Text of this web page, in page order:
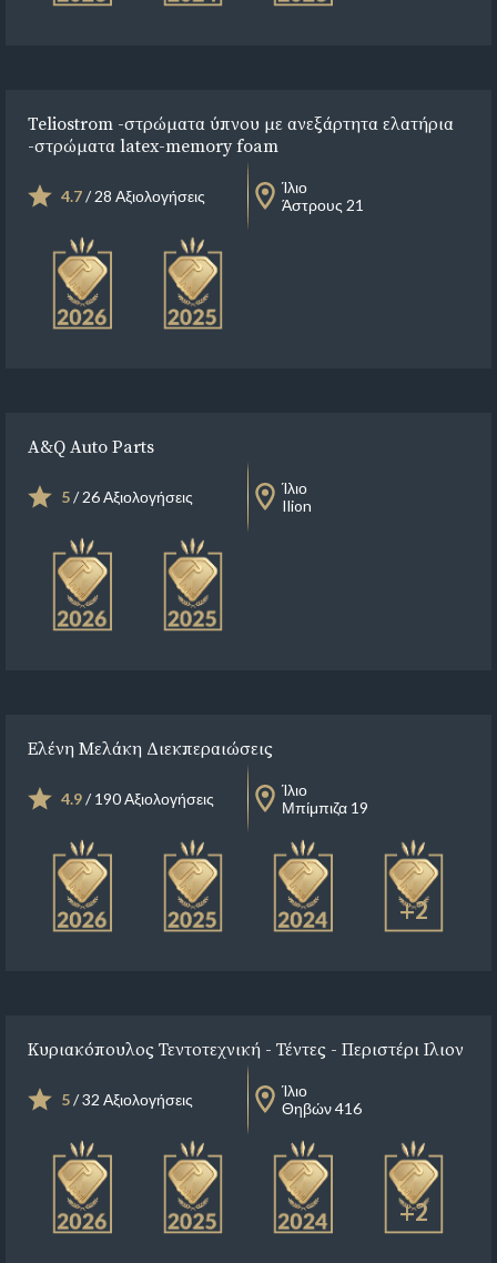
Teliostrom -στρώματα ύπνου με ανεξάρτητα ελατήρια
-στρώματα latex-memory foam
4.7/ 28 Αξιολογήσεις
Ίλιο
Άστρους 21
A&Q Auto Parts
5/ 26 Αξιολογήσεις
Ίλιο
Ilion
Ελένη Μελάκη Διεκπεραιώσεις
4.9/ 190 Αξιολογήσεις
Ίλιο
Μπίμπιζα 19
+2
Κυριακόπουλος Τεντοτεχνική - Τέντες - Περιστέρι Ιλιον
5/ 32 Αξιολογήσεις
Ίλιο
Θηβών 416
+2